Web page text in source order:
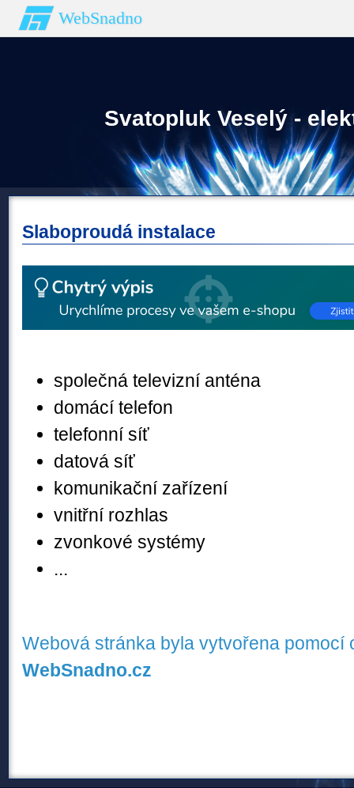
WebSnadno
Svatopluk Veselý -
Slaboproudá instalace
společná televizní anténa
domácí telefon
telefonní síť
datová síť
komunikační zařízení
vnitřní rozhlas
zvonkové systémy
...
Webová stránka byla vytvořena pomocí
WebSnadno.cz